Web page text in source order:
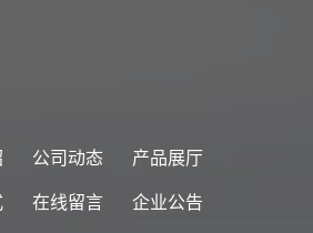
公司动态 产品展厅
在线留言 企业公告